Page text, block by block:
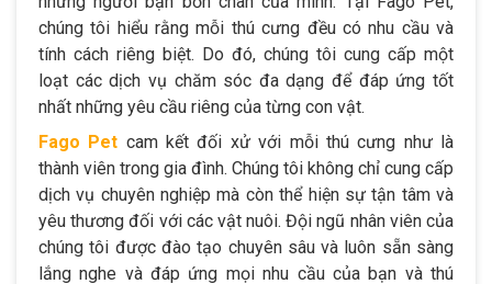
chúng tôi hiểu rằng mỗi thú cưng đều có nhu cầu và
tính cách riêng biệt. Do đó, chúng tôi cung cấp một
loạt các dịch vụ chăm sóc đa dạng để đáp ứng tốt
nhất những yêu cầu riêng của từng con vật.
Fago Pet cam kết đối xử với mỗi thú cưng như là
thành viên trong gia đình. Chúng tôi không chỉ cung cấp
dịch vụ chuyên nghiệp mà còn thể hiện sự tận tâm và
yêu thương đối với các vật nuôi. Đội ngũ nhân viên của
chúng tôi được đào tạo chuyên sâu và luôn sẵn sàng
lắng nghe và đáp ứng mọi nhu cầu của bạn và thú